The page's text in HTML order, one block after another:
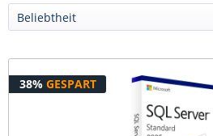
38% GESPART